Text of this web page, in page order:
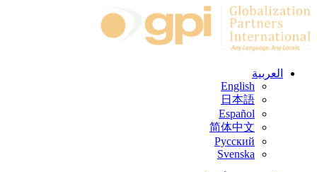
Skip to
العربية
English
日本語
Español
简体中文
Русский
Svenska